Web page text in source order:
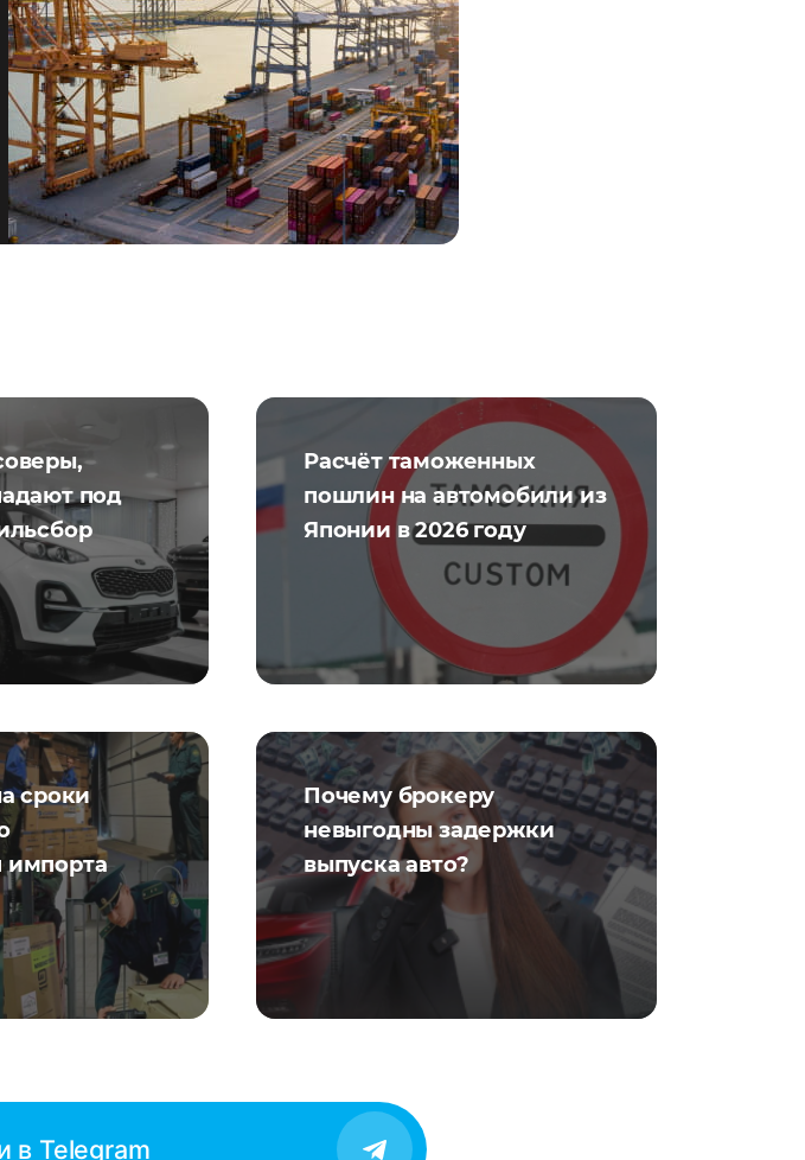
под
Расчёт таможенных
пошлин на автомобили из
Японии в 2026 году
сроки
Почему брокеру
невыгодны задержки
выпуска авто?
в Telegram